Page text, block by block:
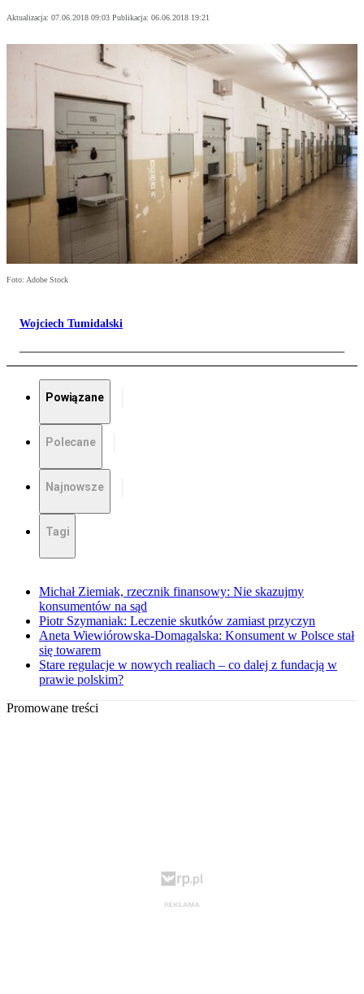
Aktualizacja: 07.06.2018 09:03 Publikacja: 06.06.2018 19:21
Foto: Adobe Stock
Wojciech Tumidalski
Powiązane
Polecane
Najnowsze
Tagi
Michał Ziemiak, rzecznik finansowy: Nie skazujmy
konsumentów na sąd
Piotr Szymaniak: Leczenie skutków zamiast przyczyn
Aneta Wiewiórowska-Domagalska: Konsument w Polsce stał
się towarem
Stare regulacje w nowych realiach – co dalej z fundacją w
prawie polskim?
Promowane treści